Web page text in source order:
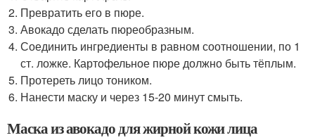
Превратить его в пюре.
Авокадо сделать пюреобразным.
Соединить ингредиенты в равном соотношении, по 1
ст. ложке. Картофельное пюре должно быть тёплым.
Протереть лицо тоником.
Нанести маску и через 15-20 минут смыть.
Маска из авокадо для жирной кожи лица